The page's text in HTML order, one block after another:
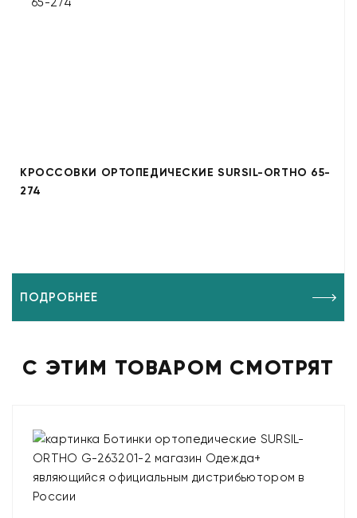
КРОССОВКИ ОРТОПЕДИЧЕСКИЕ SURSIL-ORTHO 65-
274
ПОДРОБНЕЕ
С ЭТИМ ТОВАРОМ СМОТРЯТ